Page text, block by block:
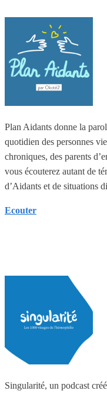
Plan Aidants donne la
quotidien des personnes
chroniques, des parents
vous écouterez autant de
d’Aidants et de situations
Ecouter
Singularité, un podcast